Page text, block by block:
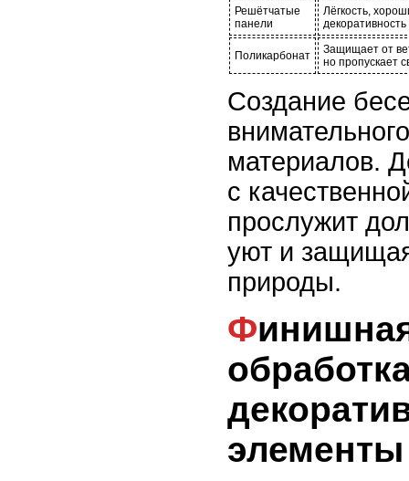
Решётчатые
панели
Лёгкость,
декоративность
Поликарбонат
Защищает от
но пропускает
Создание
материалов.
с
прослужит
уют и
природы.
Финишная отделка:
элементы